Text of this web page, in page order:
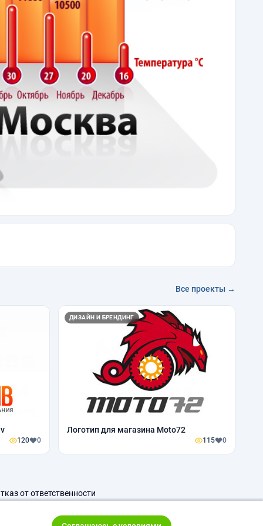
Все проекты →
120 0
ДИЗАЙН И БРЕНДИНГ
Логотип для магазина Moto72
115 0
от ответственности